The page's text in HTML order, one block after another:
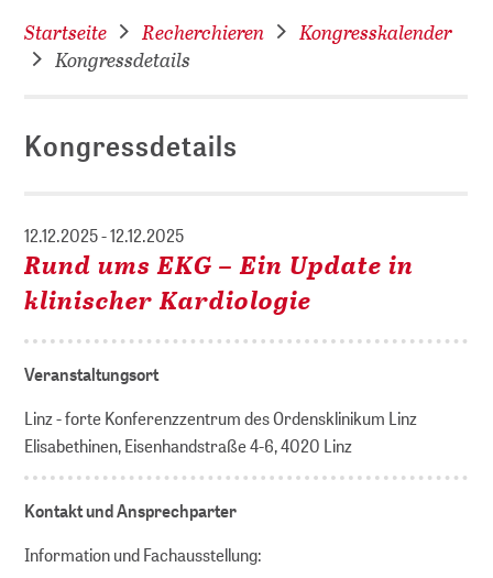
Startseite Recherchieren
Kongresskalender
Kongressdetails
Kongressdetails
12.12.2025 - 12.12.2025
Rund ums EKG – Ein Update in
klinischer Kardiologie
Veranstaltungsort
Linz - forte Konferenzzentrum des Ordensklinikum Linz
Elisabethinen, Eisenhandstraße 4-6, 4020 Linz
Kontakt und Ansprechparter
Information und Fachausstellung: